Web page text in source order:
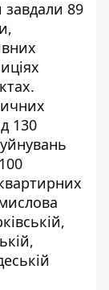
завдали 89
130